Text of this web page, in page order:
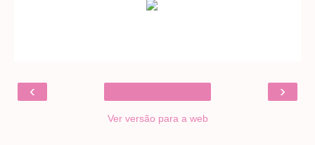
‹ ›
Ver versão para a web